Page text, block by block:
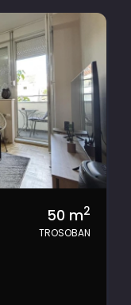
50 m2
TROSOBAN